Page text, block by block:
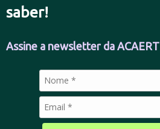
saber!
Assine a newsletter da ACAERT
FALE CONOSCO
POLÍTICA DE PRIVACIDADE